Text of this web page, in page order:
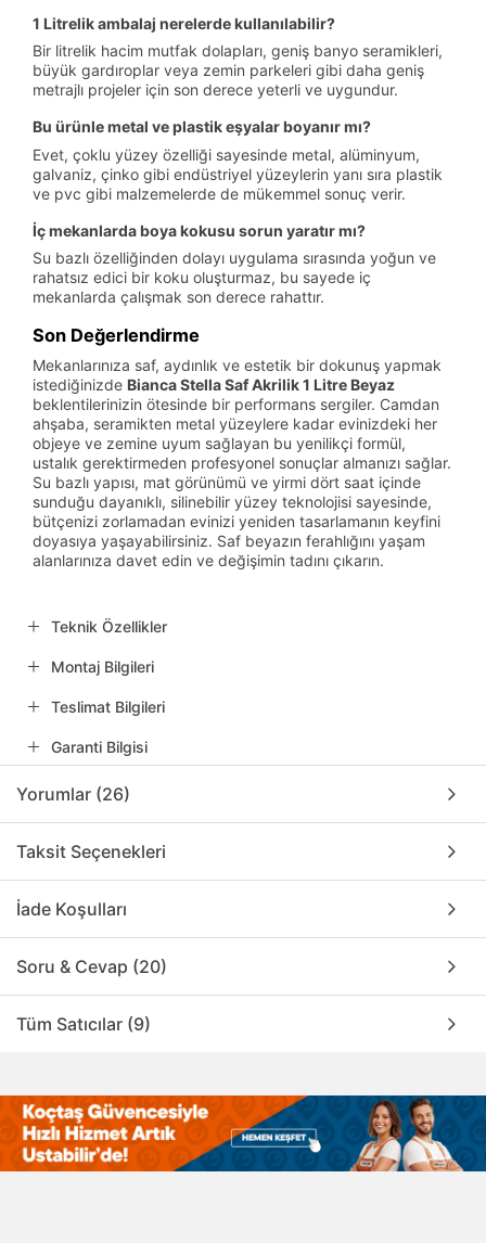
1 Litrelik ambalaj nerelerde kullanılabilir?
Bir litrelik hacim mutfak dolapları, geniş banyo seramikleri,
büyük gardıroplar veya zemin parkeleri gibi daha geniş
metrajlı projeler için son derece yeterli ve uygundur.
Bu ürünle metal ve plastik eşyalar boyanır mı?
Evet, çoklu yüzey özelliği sayesinde metal, alüminyum,
galvaniz, çinko gibi endüstriyel yüzeylerin yanı sıra plastik
ve pvc gibi malzemelerde de mükemmel sonuç verir.
İç mekanlarda boya kokusu sorun yaratır mı?
Su bazlı özelliğinden dolayı uygulama sırasında yoğun ve
rahatsız edici bir koku oluşturmaz, bu sayede iç
mekanlarda çalışmak son derece rahattır.
Son Değerlendirme
Mekanlarınıza saf, aydınlık ve estetik bir dokunuş yapmak
istediğinizde Bianca Stella Saf Akrilik 1 Litre Beyaz
beklentilerinizin ötesinde bir performans sergiler. Camdan
ahşaba, seramikten metal yüzeylere kadar evinizdeki her
objeye ve zemine uyum sağlayan bu yenilikçi formül,
ustalık gerektirmeden profesyonel sonuçlar almanızı sağlar.
Su bazlı yapısı, mat görünümü ve yirmi dört saat içinde
sunduğu dayanıklı, silinebilir yüzey teknolojisi sayesinde,
bütçenizi zorlamadan evinizi yeniden tasarlamanın keyfini
doyasıya yaşayabilirsiniz. Saf beyazın ferahlığını yaşam
alanlarınıza davet edin ve değişimin tadını çıkarın.
Teknik Özellikler
Montaj Bilgileri
Teslimat Bilgileri
Garanti Bilgisi
Yorumlar (26)
Taksit Seçenekleri
İade Koşulları
Soru & Cevap (20)
Tüm Satıcılar (9)